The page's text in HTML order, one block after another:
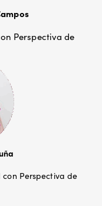
Perspectiva de
con Perspectiva de